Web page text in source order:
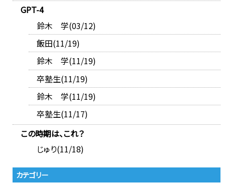
GPT-4
鈴木 学(03/12)
飯田(11/19)
鈴木 学(11/19)
卒塾生(11/19)
鈴木 学(11/19)
卒塾生(11/17)
この時期は、これ？
じゅり(11/18)
カテゴリー